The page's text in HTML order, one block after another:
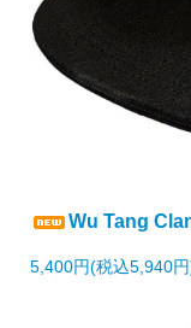
Wu Tang
5,400円(税込5,940